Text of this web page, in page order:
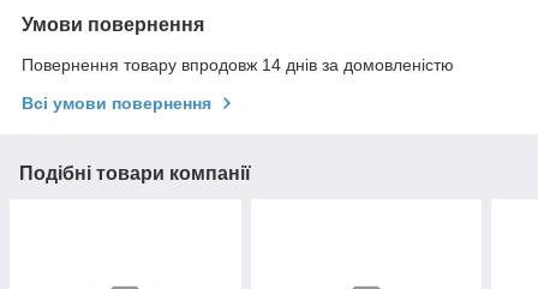
Умови повернення
Повернення товару впродовж 14 днів за домовленістю
Всі умови повернення
Подібні товари компанії